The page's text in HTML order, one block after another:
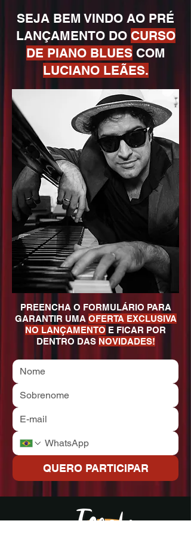
SEJA BEM VINDO AO PRÉ
LANÇAMENTO DO CURSO
DE PIANO BLUESCOM
LUCIANO LEÃES.
PREENCHA O FORMULÁRIO PARA
GARANTIR UMA OFERTA EXCLUSIVA
NO LANÇAMENTO E FICAR POR
DENTRO DAS NOVIDADES!
QUERO PARTICIPAR